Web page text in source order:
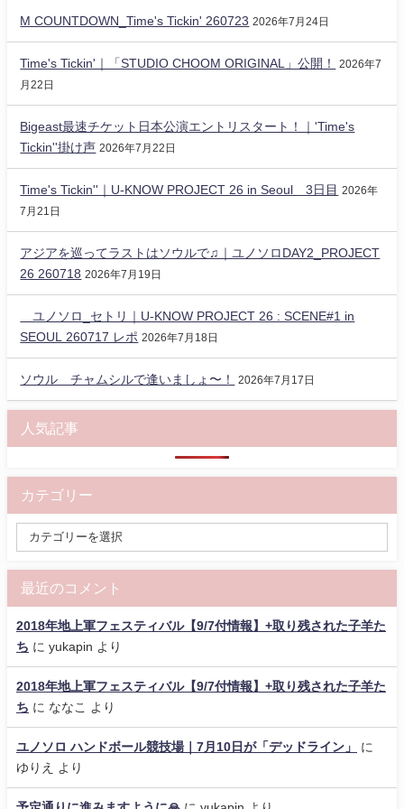
M COUNTDOWN_Time's Tickin' 260723 2026年7月24日
Time's Tickin'｜「STUDIO CHOOM ORIGINAL」公開！
2026年7
月22日
Bigeast最速チケット日本公演エントリスタート！｜'Time's
Tickin''掛け声 2026年7月22日
Time's Tickin''｜U-KNOW PROJECT 26 in Seoul 3日目
2026年
7月21日
アジアを巡ってラストはソウルで♫｜ユノソロDAY2_PROJECT
26 260718 2026年7月19日
ユノソロ_セトリ｜U-KNOW PROJECT 26 : SCENE#1 in
SEOUL 260717 レポ 2026年7月18日
ソウル チャムシルで逢いましょ〜！ 2026年7月17日
人気記事
カテゴリー
最近のコメント
2018年地上軍フェスティバル【9/7付情報】+取り残された子羊た
ち に yukapin より
2018年地上軍フェスティバル【9/7付情報】+取り残された子羊た
ち に ななこ より
ユノソロ ハンドボール競技場｜7月10日が「デッドライン」
に
ゆりえ
より